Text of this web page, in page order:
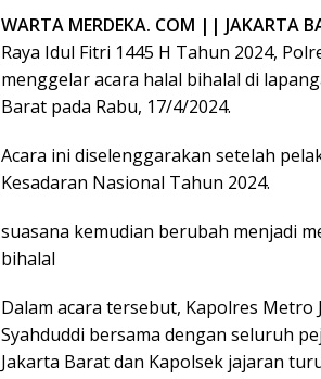
WARTA MERDEKA. COM || JAKARTA
Raya Idul Fitri 1445 H Tahun 2024,
menggelar acara halal bihalal di
Barat pada Rabu, 17/4/2024.
Acara ini diselenggarakan setelah
Kesadaran Nasional Tahun 2024.
suasana kemudian berubah menjadi
bihalal
Dalam acara tersebut, Kapolres Metro
Syahduddi bersama dengan seluruh
Jakarta Barat dan Kapolsek jajaran